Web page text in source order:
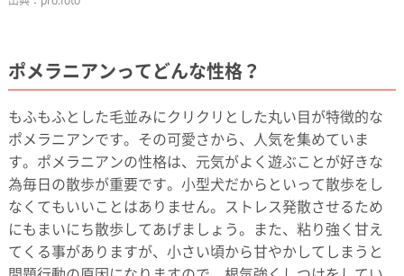
ポメラニアンってどんな性格？
もふもふとした毛並みにクリクリとした丸い目が特徴的な
ポメラニアンです。その可愛さから、人気を集めていま
す。ポメラニアンの性格は、元気がよく遊ぶことが好きな
為毎日の散歩が重要です。小型犬だからといって散歩をし
なくてもいいことはありません。ストレス発散させるため
にもまいにち散歩してあげましょう。また、粘り強く甘え
てくる事がありますが、小さい頃から甘やかしてしまうと